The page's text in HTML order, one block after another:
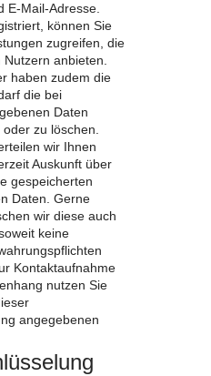
E-Mail-Adresse.
können Sie
zugreifen, die
anbieten.
haben zudem die
die bei
Daten
zu löschen.
wir Ihnen
Auskunft über
gespeicherten
Daten. Gerne
wir diese auch
keine
Kontaktaufnahme
nutzen Sie
angegebenen